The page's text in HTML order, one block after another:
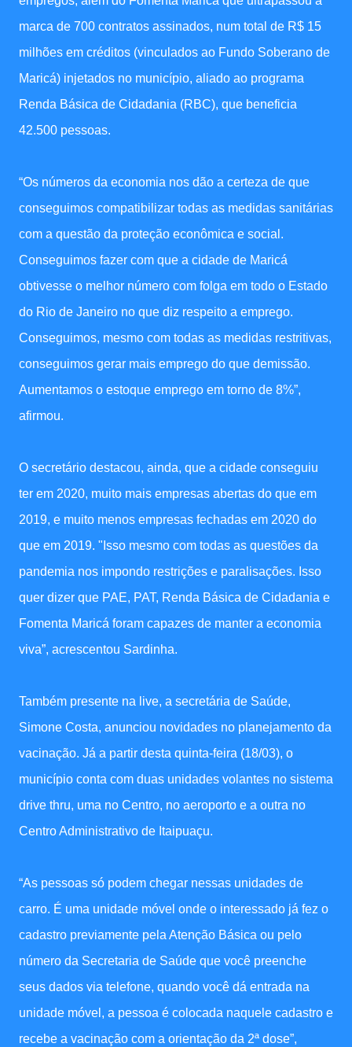
marca de 700 contratos assinados, num total de R$ 15
milhões em créditos (vinculados ao Fundo Soberano de
Maricá) injetados no município, aliado ao programa
Renda Básica de Cidadania (RBC), que beneficia
42.500 pessoas.
“Os números da economia nos dão a certeza de que
conseguimos compatibilizar todas as medidas sanitárias
com a questão da proteção econômica e social.
Conseguimos fazer com que a cidade de Maricá
obtivesse o melhor número com folga em todo o Estado
do Rio de Janeiro no que diz respeito a emprego.
Conseguimos, mesmo com todas as medidas restritivas,
conseguimos gerar mais emprego do que demissão.
Aumentamos o estoque emprego em torno de 8%”,
afirmou.
O secretário destacou, ainda, que a cidade conseguiu
ter em 2020, muito mais empresas abertas do que em
2019, e muito menos empresas fechadas em 2020 do
que em 2019. "Isso mesmo com todas as questões da
pandemia nos impondo restrições e paralisações. Isso
quer dizer que PAE, PAT, Renda Básica de Cidadania e
Fomenta Maricá foram capazes de manter a economia
viva”, acrescentou Sardinha.
Também presente na live, a secretária de Saúde,
Simone Costa, anunciou novidades no planejamento da
vacinação. Já a partir desta quinta-feira (18/03), o
município conta com duas unidades volantes no sistema
drive thru, uma no Centro, no aeroporto e a outra no
Centro Administrativo de Itaipuaçu.
“As pessoas só podem chegar nessas unidades de
carro. É uma unidade móvel onde o interessado já fez o
cadastro previamente pela Atenção Básica ou pelo
número da Secretaria de Saúde que você preenche
seus dados via telefone, quando você dá entrada na
unidade móvel, a pessoa é colocada naquele cadastro e
recebe a vacinação com a orientação da 2ª dose”,